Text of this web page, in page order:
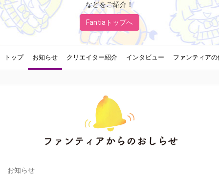
などをご紹介！
Fantiaトップへ
トップ お知らせ クリエイター紹介 インタビュー ファンティア
お知らせ